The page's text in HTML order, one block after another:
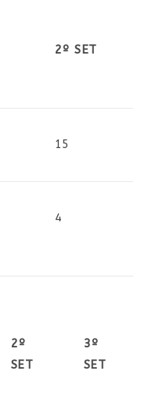
2º SET
15
4
2º
SET
3º
SET